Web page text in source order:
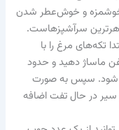
خوشمزه و خوش‌عطر شدن
سرآشپزهاست.
تکه‌های مرغ را با
ماساژ دهید و حدود
شود. سپس به صورت
سیر در حال تفت اضافه